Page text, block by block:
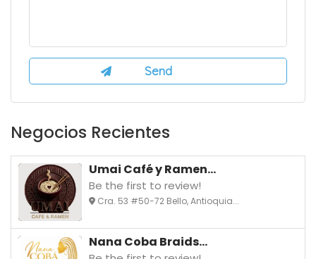
Negocios Recientes
Umai Café y Ramen...
Be the first to review!
Cra. 53 #50-72 Bello, Antioquia...
Nana Coba Braids...